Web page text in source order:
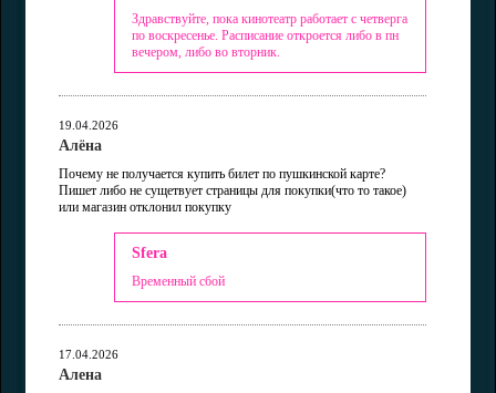
Здравствуйте, пока кинотеатр работает с четверга
по воскресенье. Расписание откроется либо в пн
вечером, либо во вторник.
19.04.2026
Алёна
Почему не получается купить билет по пушкинской карте?
Пишет либо не сущетвует страницы для покупки(что то такое)
или магазин отклонил покупку
Sfera
Временный сбой
17.04.2026
Алена